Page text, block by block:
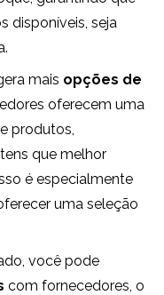
disponíveis, seja
mais opções de
oferecem uma
produtos,
que melhor
é especialmente
uma seleção
você pode
com fornecedores, o